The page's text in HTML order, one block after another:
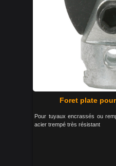
Foret plate
Pour tuyaux encrassés ou
acier trempé très résistant